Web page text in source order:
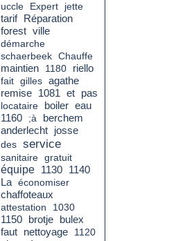
uccle Expert jette
tarif
Réparation
forest ville
démarche
schaerbeek Chauffe
maintien
1180
riello
fait gilles agathe
remise 1081 et pas
locataire boiler eau
1160 ;à
berchem
anderlecht
josse
des service
sanitaire gratuit
équipe 1130 1140
La économiser
chaffoteaux
attestation
1030
1150
brotje bulex
faut nettoyage
1120